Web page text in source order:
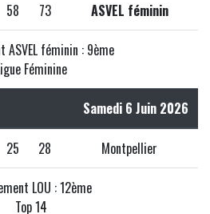
58 73 ASVEL féminin
ASVEL féminin : 9ème
Féminine
Samedi 6 Juin 2026
25 28 Montpellier
LOU : 12ème
Top 14